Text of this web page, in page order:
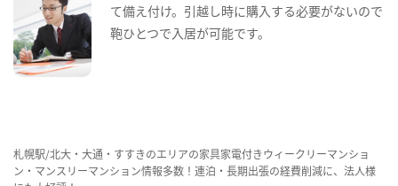
て備え付け。引越し時に購入する必要がないので
鞄ひとつで入居が可能です。
札幌駅/北大・大通・すすきのエリアの家具家電付きウィークリーマンショ
ン・マンスリーマンション情報多数！連泊・長期出張の経費削減に、法人様